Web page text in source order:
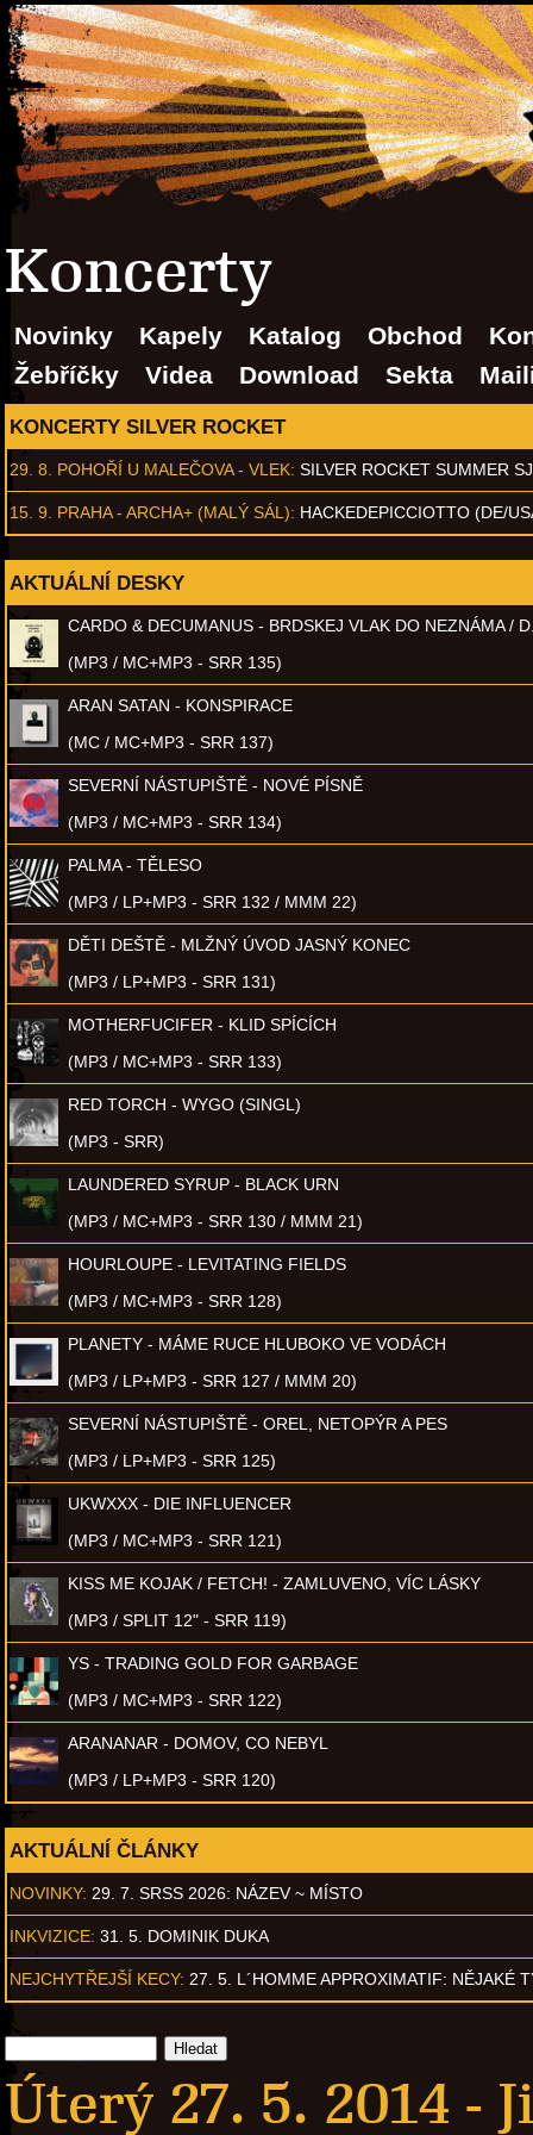
Koncerty
Novinky Kapely Katalog Obchod
Žebříčky
Videa Download Sekta
KONCERTY SILVER ROCKET
29. 8. POHOŘÍ U MALEČOVA - VLEK: SILVER ROCKET SUMMER
15. 9. PRAHA - ARCHA+ (MALÝ SÁL): HACKEDEPICCIOTTO (DE/
AKTUÁLNÍ DESKY
CARDO & DECUMANUS - BRDSKEJ VLAK DO NEZNÁMA /
(MP3 / MC+MP3 - SRR 135)
ARAN SATAN - KONSPIRACE
(MC / MC+MP3 - SRR 137)
SEVERNÍ NÁSTUPIŠTĚ - NOVÉ PÍSNĚ
(MP3 / MC+MP3 - SRR 134)
PALMA - TĚLESO
(MP3 / LP+MP3 - SRR 132 / MMM 22)
DĚTI DEŠTĚ - MLŽNÝ ÚVOD JASNÝ KONEC
(MP3 / LP+MP3 - SRR 131)
MOTHERFUCIFER - KLID SPÍCÍCH
(MP3 / MC+MP3 - SRR 133)
RED TORCH - WYGO (SINGL)
(MP3 - SRR)
LAUNDERED SYRUP - BLACK URN
(MP3 / MC+MP3 - SRR 130 / MMM 21)
HOURLOUPE - LEVITATING FIELDS
(MP3 / MC+MP3 - SRR 128)
PLANETY - MÁME RUCE HLUBOKO VE VODÁCH
(MP3 / LP+MP3 - SRR 127 / MMM 20)
SEVERNÍ NÁSTUPIŠTĚ - OREL, NETOPÝR A PES
(MP3 / LP+MP3 - SRR 125)
UKWXXX - DIE INFLUENCER
(MP3 / MC+MP3 - SRR 121)
KISS ME KOJAK / FETCH! - ZAMLUVENO, VÍC LÁSKY
(MP3 / SPLIT 12" - SRR 119)
YS - TRADING GOLD FOR GARBAGE
(MP3 / MC+MP3 - SRR 122)
ARANANAR - DOMOV, CO NEBYL
(MP3 / LP+MP3 - SRR 120)
AKTUÁLNÍ ČLÁNKY
NOVINKY: 29. 7. SRSS 2026: NÁZEV ~ MÍSTO
INKVIZICE: 31. 5. DOMINIK DUKA
NEJCHYTŘEJŠÍ KECY: 27. 5. L´HOMME APPROXIMATIF: NĚJAKÉ
Úterý 27. 5. 2014 -